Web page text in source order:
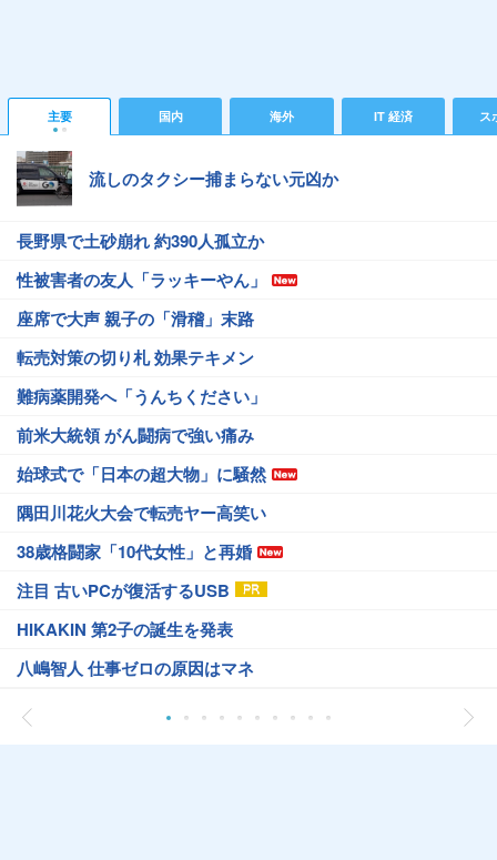
主要 国内 海外 IT 経済 ス
流しのタクシー捕まらない元凶か
長野県で土砂崩れ 約390人孤立か
性被害者の友人「ラッキーやん」
座席で大声 親子の「滑稽」末路
転売対策の切り札 効果テキメン
難病薬開発へ「うんちください」
前米大統領 がん闘病で強い痛み
始球式で「日本の超大物」に騒然
隅田川花火大会で転売ヤー高笑い
38歳格闘家「10代女性」と再婚
注目 古いPCが復活するUSB
HIKAKIN 第2子の誕生を発表
八嶋智人 仕事ゼロの原因はマネ